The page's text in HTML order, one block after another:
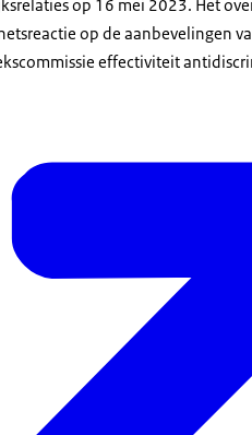
op 16 mei 2023. Het
op de aanbevelingen
effectiviteit